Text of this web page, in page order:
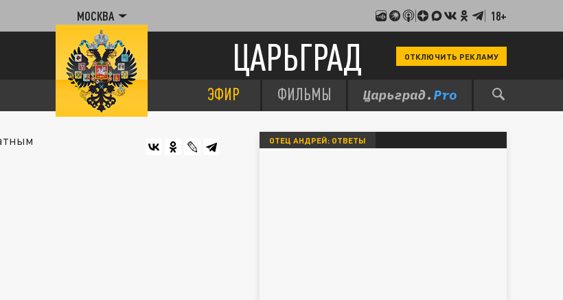
МОСКВА 18+
ЦАРЬГРАД ОТКЛЮЧИТЬ РЕКЛАМУ
ЭФИР ФИЛЬМЫ
ОТЕЦ АНДРЕЙ: ОТВЕТЫ